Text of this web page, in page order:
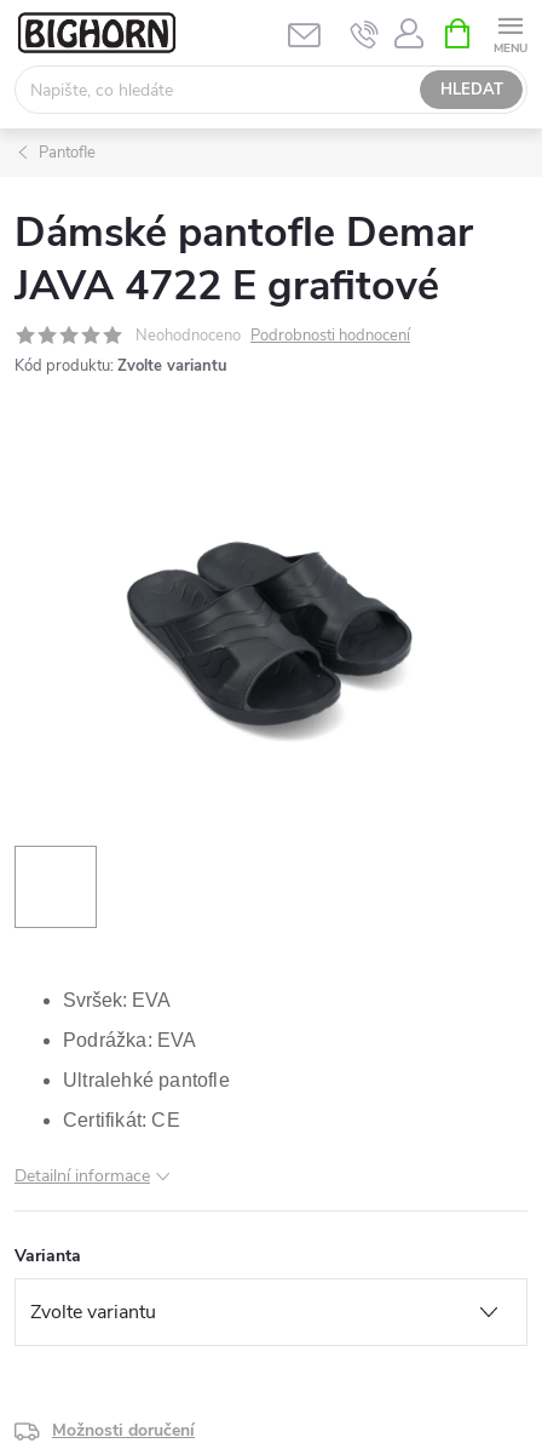
Přejít
obsah
HLEDAT
NÁKUPNÍ
KOŠÍK
Pantofle
Dámské pantofle Demar
JAVA 4722 E grafitové
Neohodnoceno Podrobnosti hodnocení
Kód produktu: Zvolte variantu
Svršek: EVA
Podrážka: EVA
Ultralehké pantofle
Certifikát: CE
Detailní informace
Varianta
Možnosti doručení